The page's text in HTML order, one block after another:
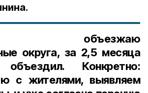
объезжаю
округа, за 2,5 месяца
Конкретно:
с жителями, выявляем